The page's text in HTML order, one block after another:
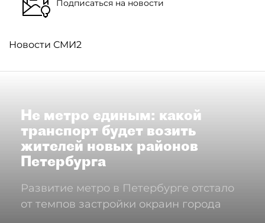
Подписаться на новости
Новости СМИ2
Не метро единым: какой
транспорт будет возить
жителей новых районов
Петербурга
Развитие метро в Петербурге отстало
от темпов застройки окраин города